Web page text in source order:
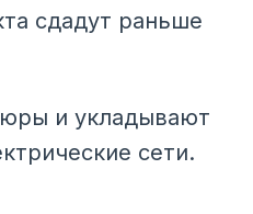
сдадут раньше
и укладывают
сети.